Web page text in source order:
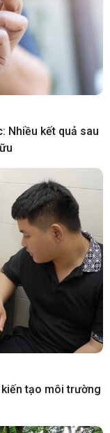
Nhiều kết quả sau
tạo môi trường